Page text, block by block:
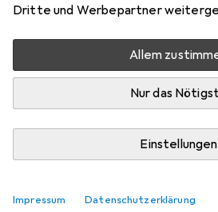
Dritte und Werbepartner
Allem
Nur das
Einstellungen
Impressum Datenschutzerklärung
Bewertungen
Zwischen Mo, 17.8. und Mi,
7 Stück an Lager beim
pro Stück
pro Stück
EUR
7,73
pro